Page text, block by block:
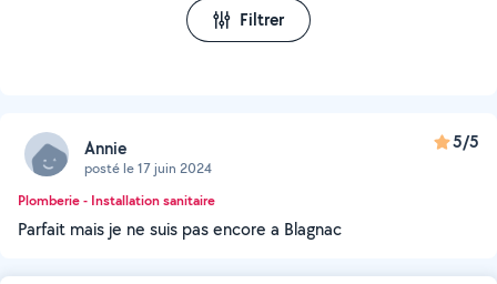
Filtrer
Annie
posté le 17 juin 2024
5/5
Plomberie - Installation sanitaire
Parfait mais je ne suis pas encore a Blagnac